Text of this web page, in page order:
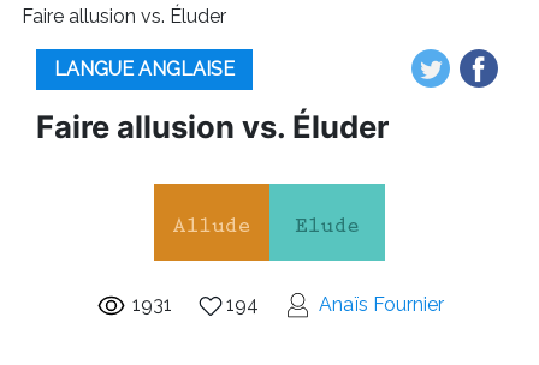
Faire allusion vs. Éluder
LANGUE ANGLAISE
Faire allusion vs. Éluder
1931 194 Anaïs Fournier